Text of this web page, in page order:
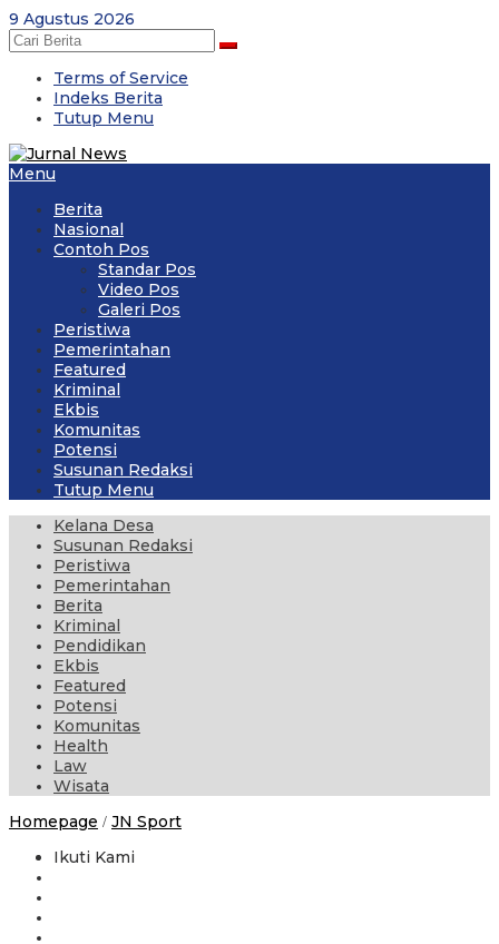
Skip
to
content
9 Agustus 2026
Terms of Service
Indeks Berita
Tutup Menu
Menu
Berita
Nasional
Contoh Pos
Standar Pos
Video Pos
Galeri Pos
Peristiwa
Pemerintahan
Featured
Kriminal
Ekbis
Komunitas
Potensi
Susunan Redaksi
Tutup Menu
Kelana Desa
Susunan Redaksi
Peristiwa
Pemerintahan
Berita
Kriminal
Pendidikan
Ekbis
Featured
Potensi
Komunitas
Health
Law
Wisata
Homepage / JN SportPenempatan
Ikuti Kami